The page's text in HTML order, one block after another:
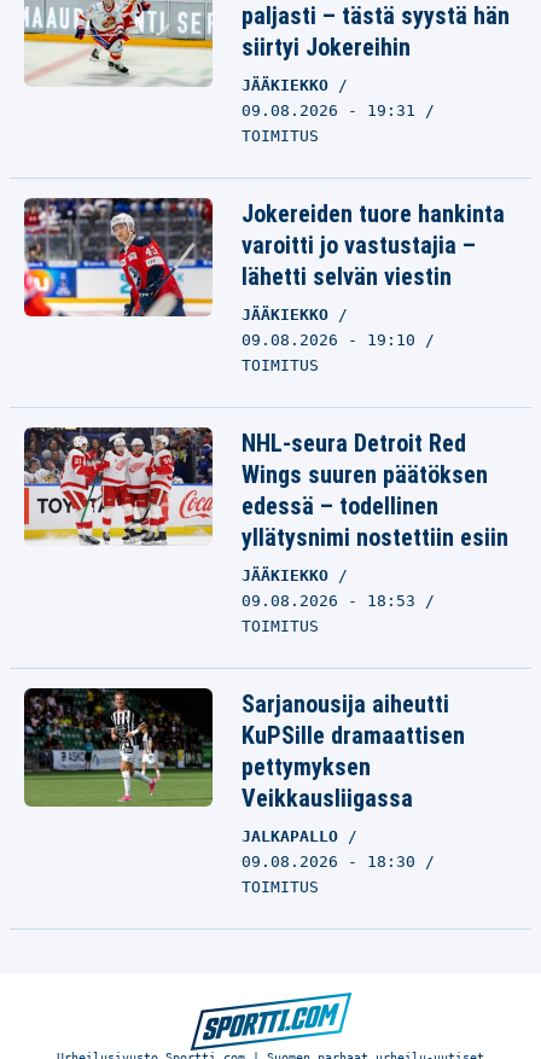
paljasti – tästä syystä hän
siirtyi Jokereihin
JÄÄKIEKKO
09.08.2026 - 19:31
TOIMITUS
Jokereiden tuore hankinta
varoitti jo vastustajia –
lähetti selvän viestin
JÄÄKIEKKO
09.08.2026 - 19:10
TOIMITUS
NHL-seura Detroit Red
Wings suuren päätöksen
edessä – todellinen
yllätysnimi nostettiin esiin
JÄÄKIEKKO
09.08.2026 - 18:53
TOIMITUS
Sarjanousija aiheutti
KuPSille dramaattisen
pettymyksen
Veikkausliigassa
JALKAPALLO
09.08.2026 - 18:30
TOIMITUS